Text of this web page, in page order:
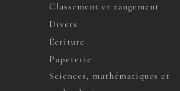
Classement et rangement
Divers
Écriture
Papeterie
Sciences, mathématiques et